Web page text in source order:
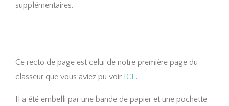
supplémentaires.
Ce recto de page est celui de notre première page du
classeur que vous aviez pu voir ICI .
Il a été embelli par une bande de papier et une pochette